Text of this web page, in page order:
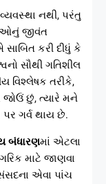
નથી, પરંતુ
જીવંત
કરી દીધું કે
સૌથી ગતિશીલ
વિશ્લેષક તરીકે,
જોઉં છું, ત્યારે મને
ગર્વ થાય છે.
બંધારણમાં એટલા
માટે જાણવા
એવા પાંચ